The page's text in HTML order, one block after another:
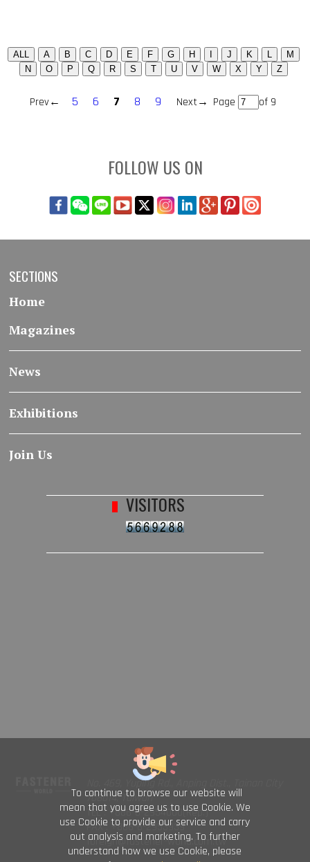
To continue to browse our website will
mean that you agree us to use Cookie. We
use Cookie to provide our service and carry
out analysis and marketing. To further
understand how we use Cookie, please
Prev← 5 6 7 8 9 Next→ Page of 9
FOLLOW US ON
SECTIONS
Home
Magazines
News
Exhibitions
Join Us
VISITORS
No. 469, Yuping Rd., Anping Dist., Tainan City
708014, Taiwan
TEL : +886-6-2954000(Rep.)
FAX : +886-6-2953939
foreign@fastener-world.com.tw